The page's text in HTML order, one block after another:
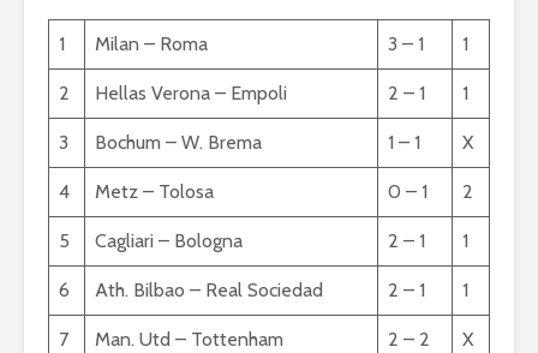
1 Milan – Roma 3 – 1 1
2 Hellas Verona – Empoli 2 – 1 1
3 Bochum – W. Brema 1 – 1 X
4 Metz – Tolosa 0 – 1 2
5 Cagliari – Bologna 2 – 1 1
6 Ath. Bilbao – Real Sociedad 2 – 1 1
7 Man. Utd – Tottenham 2 – 2 X